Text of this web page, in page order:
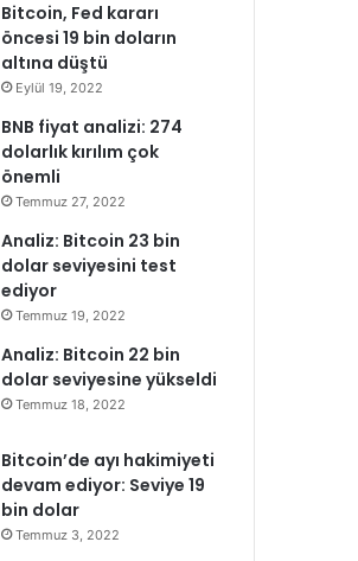
Bitcoin, Fed kararı
öncesi 19 bin doların
altına düştü
Eylül 19, 2022
BNB fiyat analizi: 274
dolarlık kırılım çok
önemli
Temmuz 27, 2022
Analiz: Bitcoin 23 bin
dolar seviyesini test
ediyor
Temmuz 19, 2022
Analiz: Bitcoin 22 bin
dolar seviyesine yükseldi
Temmuz 18, 2022
Bitcoin’de ayı hakimiyeti
devam ediyor: Seviye 19
bin dolar
Temmuz 3, 2022